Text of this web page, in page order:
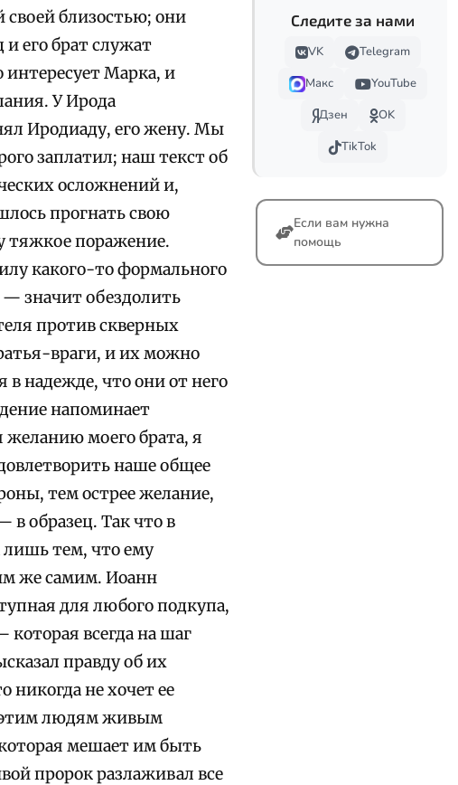
своей близостью; они
его брат служат
Марка, и
У Ирода
Иродиаду, его жену. Мы
заплатил; наш текст об
осложнений и,
прогнать свою
тяжкое поражение.
какого-то формального
значит обездолить
против скверных
враги, и их можно
в надежде, что они от него
напоминает
желанию моего брата, я
наше общее
тем острее желание,
в образец. Так что в
лишь тем, что ему
же самим. Иоанн
для любого подкупа,
всегда на шаг
правду об их
не хочет ее
этим людям живым
мешает им быть
пророк разлаживал все
Следите за нами
VK
Telegram
Макс
YouTube
Дзен
OK
TikTok
Если вам нужна
помощь